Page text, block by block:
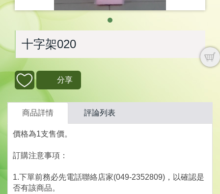
十字架020
分享
商品詳情 評論列表
價格為1支售價。
訂購注意事項：
1.下單前務必先電話聯絡店家(049-2352809)，以確認是
否有該商品。